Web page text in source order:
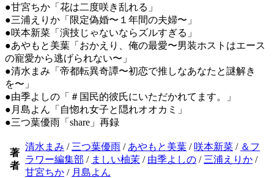
●甘宮ちか「花は二度咲き乱れる」
●三浦えりか「限定偽婚〜１年間の夫婦〜」
●咲本新菜「演技じゃないならズルすぎる」
●あやもと美葉「おかえり、俺の最愛〜男装ホストはエース
の寵愛から逃げられない〜」
●清水まみ「帝都転異奇譚〜初恋で推しなあなたと謎解き
を〜」
●由季よしの「＃国民的彼氏にいただかれてます。」
●月島よん「自惚れ女子と隠れオオカミ」
●三つ葉優雨「share」再録
著
者
清水まみ / 三つ葉優雨 / あやもと美葉 / 咲本新菜 / ＆フ
ラワー編集部 / ましい柚茉 / 由季よしの / 三浦えりか /
甘宮ちか / 月島よん